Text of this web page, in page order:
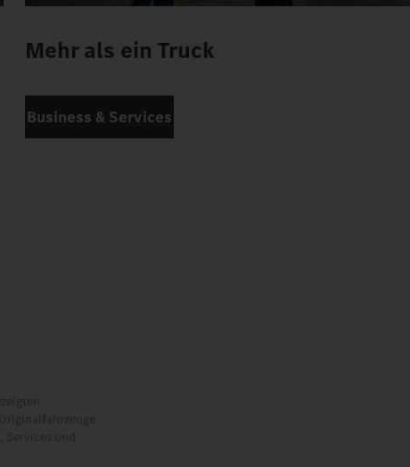
Mehr als ein Truck
Business & Services